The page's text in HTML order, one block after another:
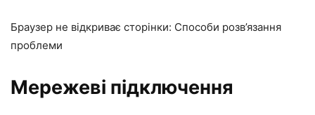
Браузер не відкриває сторінки: Способи розв’язання
проблеми
Мережеві підключення